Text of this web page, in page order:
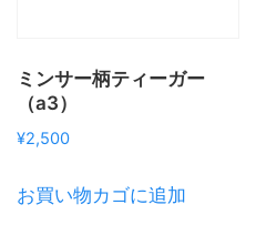
ミンサー柄ティーガー
（a3）
¥2,500
お買い物カゴに追加